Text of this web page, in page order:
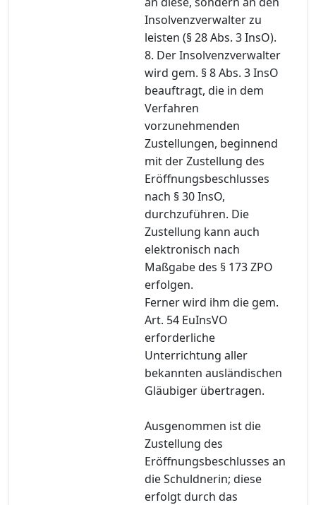
Insolvenzverwalter zu
leisten (§ 28 Abs. 3 InsO).
8. Der Insolvenzverwalter
wird gem. § 8 Abs. 3 InsO
beauftragt, die in dem
Verfahren
vorzunehmenden
Zustellungen, beginnend
mit der Zustellung des
Eröffnungsbeschlusses
nach § 30 InsO,
durchzuführen. Die
Zustellung kann auch
elektronisch nach
Maßgabe des § 173 ZPO
erfolgen.
Ferner wird ihm die gem.
Art. 54 EuInsVO
erforderliche
Unterrichtung aller
bekannten ausländischen
Gläubiger übertragen.
Ausgenommen ist die
Zustellung des
Eröffnungsbeschlusses an
die Schuldnerin; diese
erfolgt durch das